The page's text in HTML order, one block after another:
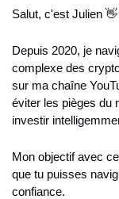
Salut, c'est Julien 👋
Depuis 2020, je
complexe des
sur ma chaîne
éviter les pièges du
investir
Mon objectif avec
que tu puisses
confiance.